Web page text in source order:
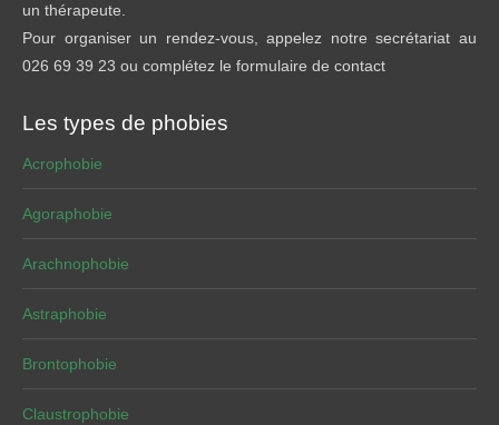
un thérapeute.
Pour organiser un rendez-vous, appelez notre secrétariat au
026 69 39 23 ou complétez le formulaire de contact
Les types de phobies
Acrophobie
Agoraphobie
Arachnophobie
Astraphobie
Brontophobie
Claustrophobie